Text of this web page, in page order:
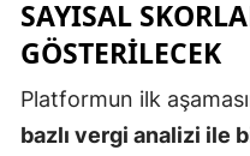
SAYISAL
GÖSTERILECEK
Platformun ilk
bazlı vergi analizi ile